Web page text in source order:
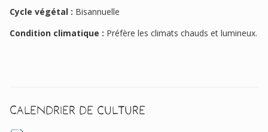
Cycle végétal : Bisannuelle
Condition climatique : Préfère les climats chauds et lumineux.
Calendrier de culture